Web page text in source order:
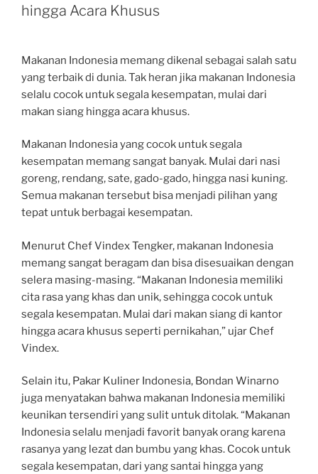
hingga Acara Khusus
Makanan Indonesia memang dikenal sebagai salah satu
yang terbaik di dunia. Tak heran jika makanan Indonesia
selalu cocok untuk segala kesempatan, mulai dari
makan siang hingga acara khusus.
Makanan Indonesia yang cocok untuk segala
kesempatan memang sangat banyak. Mulai dari nasi
goreng, rendang, sate, gado-gado, hingga nasi kuning.
Semua makanan tersebut bisa menjadi pilihan yang
tepat untuk berbagai kesempatan.
Menurut Chef Vindex Tengker, makanan Indonesia
memang sangat beragam dan bisa disesuaikan dengan
selera masing-masing. “Makanan Indonesia memiliki
cita rasa yang khas dan unik, sehingga cocok untuk
segala kesempatan. Mulai dari makan siang di kantor
hingga acara khusus seperti pernikahan,” ujar Chef
Vindex.
Selain itu, Pakar Kuliner Indonesia, Bondan Winarno
juga menyatakan bahwa makanan Indonesia memiliki
keunikan tersendiri yang sulit untuk ditolak. “Makanan
Indonesia selalu menjadi favorit banyak orang karena
rasanya yang lezat dan bumbu yang khas. Cocok untuk
segala kesempatan, dari yang santai hingga yang